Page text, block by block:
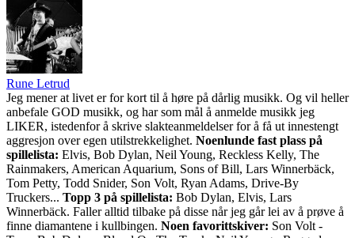
Rune Letrud
Jeg mener at livet er for kort til å høre på dårlig musikk. Og vil heller
anbefale GOD musikk, og har som mål å anmelde musikk jeg
LIKER, istedenfor å skrive slakteanmeldelser for å få ut innestengt
aggresjon over egen utilstrekkelighet. Noenlunde fast plass på
spillelista: Elvis, Bob Dylan, Neil Young, Reckless Kelly, The
Rainmakers, American Aquarium, Sons of Bill, Lars Winnerbäck,
Tom Petty, Todd Snider, Son Volt, Ryan Adams, Drive-By
Truckers... Topp 3 på spillelista: Bob Dylan, Elvis, Lars
Winnerbäck. Faller alltid tilbake på disse når jeg går lei av å prøve å
finne diamantene i kullbingen. Noen favorittskiver: Son Volt -